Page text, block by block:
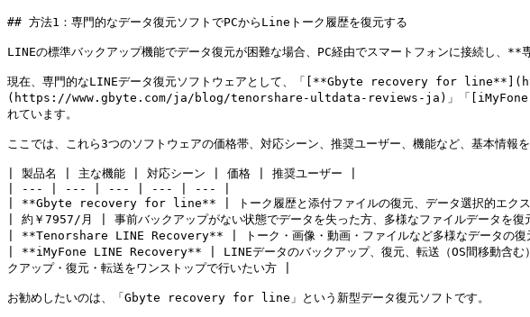
## 方法1：専門的なデータ復元ソフトでPCからLineトーク履歴を復元する
LINEの標準バックアップ機能でデータ復元が困難な場合、PC経由でスマートフォンに接続し、
現在、専門的なLINEデータ復元ソフトウェアとして、「[**Gbyte recovery for
(https://www.gbyte.com/ja/blog/tenorshare-ultdata-reviews-ja)」「[iMyFone
れています。
ここでは、これら3つのソフトウェアの価格帯、対応シーン、推奨ユーザー、機能など、基本情報
| 製品名 | 主な機能 | 対応シーン | 価格 | 推奨ユーザー |
| --- | --- | --- | --- | --- |
| **Gbyte recovery for line** | トーク履歴と添付ファイルの復元、データ選択的エクスポ
| 約￥7957/月 | 事前バックアップがない状態でデータを失った方、多様なファイルデータを復
| **Tenorshare LINE Recovery** | トーク・画像・動画・ファイルなど多様なデータ
| **iMyFone LINE Recovery** | LINEデータのバックアップ、復元、転送（OS間移動含
クアップ・復元・転送をワンストップで行いたい方 |
お勧めしたいのは、「Gbyte recovery for line」という新型データ復元ソフトです。